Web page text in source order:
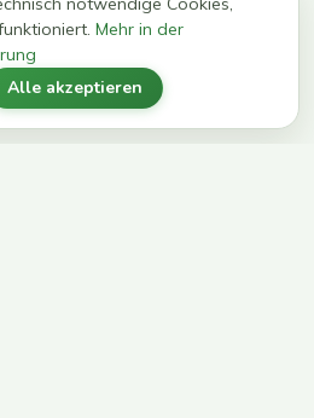
Mehr in der
Alle akzeptieren